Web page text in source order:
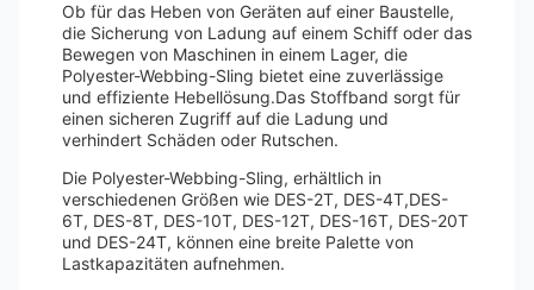
Ob für das Heben von Geräten auf einer Baustelle,
die Sicherung von Ladung auf einem Schiff oder das
Bewegen von Maschinen in einem Lager, die
Polyester-Webbing-Sling bietet eine zuverlässige
und effiziente Hebellösung.Das Stoffband sorgt für
einen sicheren Zugriff auf die Ladung und
verhindert Schäden oder Rutschen.
Die Polyester-Webbing-Sling, erhältlich in
verschiedenen Größen wie DES-2T, DES-4T,DES-
6T, DES-8T, DES-10T, DES-12T, DES-16T, DES-20T
und DES-24T, können eine breite Palette von
Lastkapazitäten aufnehmen.